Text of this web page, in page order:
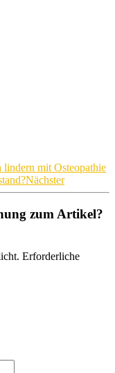
lindern mit Osteopathie
Nächster
zum Artikel?
Erforderliche